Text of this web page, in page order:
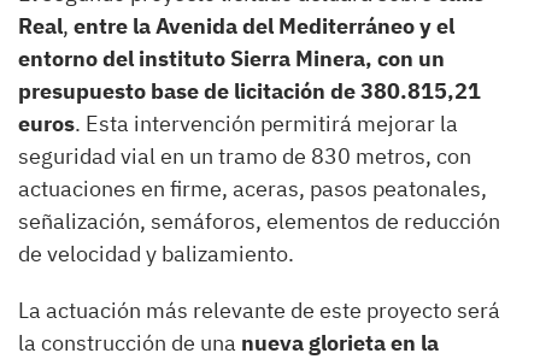
Real, entre la Avenida del Mediterráneo y el
entorno del instituto Sierra Minera, con un
presupuesto base de licitación de 380.815,21
euros. Esta intervención permitirá mejorar la
seguridad vial en un tramo de 830 metros, con
actuaciones en firme, aceras, pasos peatonales,
señalización, semáforos, elementos de reducción
de velocidad y balizamiento.
La actuación más relevante de este proyecto será
la construcción de una nueva glorieta en la